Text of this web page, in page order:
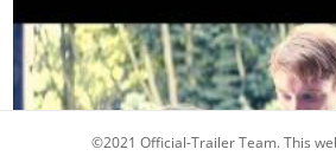
©2021 Official-Trailer Team. This